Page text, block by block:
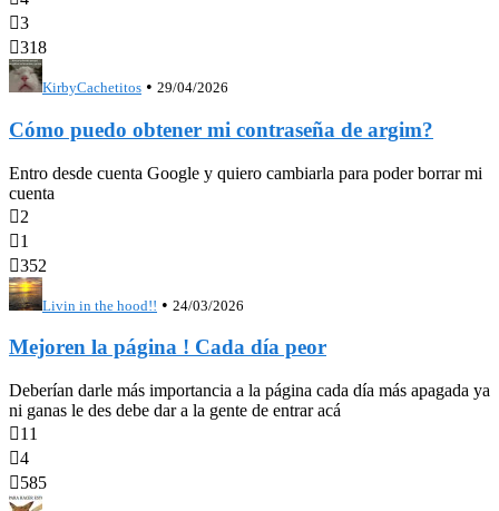
3
318
KirbyCachetitos • 29/04/2026
Cómo puedo obtener mi contraseña de argim?
Entro desde cuenta Google y quiero cambiarla para poder borrar mi
cuenta
2
1
352
Livin in the hood!! • 24/03/2026
Mejoren la página ! Cada día peor
Deberían darle más importancia a la página cada día más apagada ya
ni ganas le des debe dar a la gente de entrar acá
11
4
585